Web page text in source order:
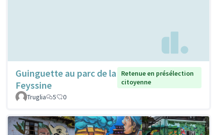
Guinguette au parc de la
Feyssine
Retenue en présélection
citoyenne
Truglia
5 0